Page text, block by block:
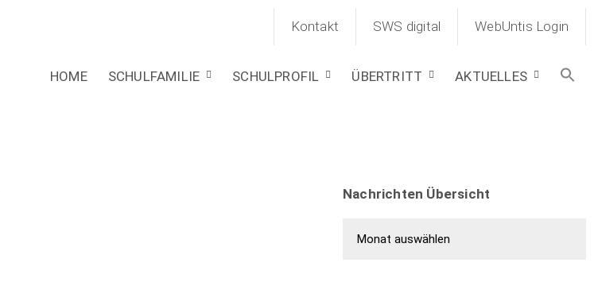
Kontakt SWS digital WebUntis Login
HOME SCHULFAMILIE SCHULPROFIL ÜBERTRITT AKTUELLES
Nachrichten Übersicht